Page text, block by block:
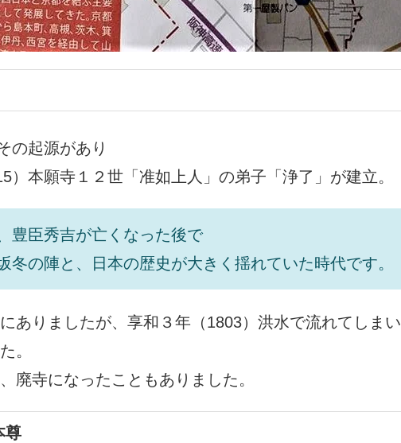
の起源があり
）本願寺１２世「准如上人」の弟子「浄了」が建立。
豊臣秀吉が亡くなった後で
冬の陣と、日本の歴史が大きく揺れていた時代です。
ありましたが、享和３年（1803）洪水で流れてしまい
。
廃寺になったこともありました。
尊